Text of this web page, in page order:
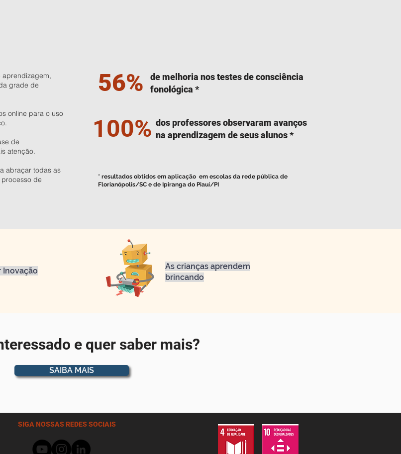
grade de
online para o uso
de
atenção.
abraçar todas as
de
56%
de melhoria nos testes de consciência
fonológica *
100% dos professores observaram avanços
na aprendizagem de seus alunos *
* resultados obtidos em aplicação em escolas da rede pública de
Florianópolis/SC e de Ipiranga do Piauí/PI
Inovação
As crianças aprendem
brincando
e quer saber mais?
SAIBA MAIS
SIGA NOSSAS REDES SOCIAIS